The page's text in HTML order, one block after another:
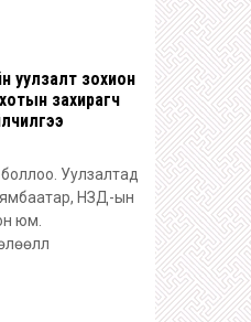
уулзалт зохион
захирагч
Уулзалтад
НЗД-ын
юм.